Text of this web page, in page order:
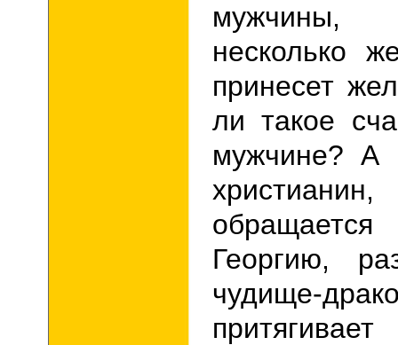
несколько
принесет
ли такое
мужчине?
Георгию,
чудище-